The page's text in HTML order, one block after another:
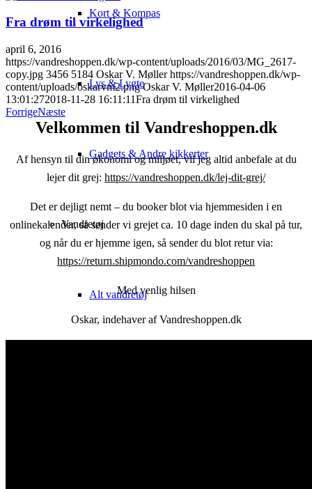
Kort & Kompas
Lys & Lygte
Gadgets & Andre kikkerter
Vandretøj
Alt vandretøj
Fra drøm til virkelighed
april 6, 2016
https://vandreshoppen.dk/wp-content/uploads/2016/03/MG_2617-
copy.jpg 3456 5184 Oskar V. Møller https://vandreshoppen.dk/wp-
content/uploads/oskarvm2.png Oskar V. Møller2016-04-06
13:01:272018-11-28 16:11:11Fra drøm til virkelighed
ForrigeNæste
Velkommen til Vandreshoppen.dk
Af hensyn til din økonomi og miljøet, vil jeg altid anbefale at du
lejer dit grej: https://vandreshoppen.dk/lej-dit-grej/
Det er dejligt nemt – du booker blot via hjemmesiden i en
onlinekalender, så sender vi grejet ca. 10 dage inden du skal på tur,
og når du er hjemme igen, så sender du blot retur via:
https://return.shipmondo.com/vandreshoppen
Med venlig hilsen
Oskar, indehaver af Vandreshoppen.dk